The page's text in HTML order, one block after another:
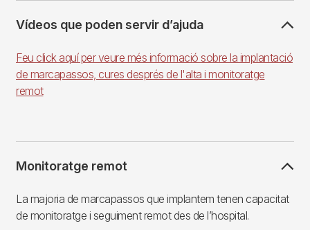
Vídeos que poden servir d’ajuda
Feu click aquí per veure més informació sobre la implantació
de marcapassos, cures després de l'alta i monitoratge
remot
Monitoratge remot
La majoria de marcapassos que implantem tenen capacitat
de monitoratge i seguiment remot des de l’hospital.